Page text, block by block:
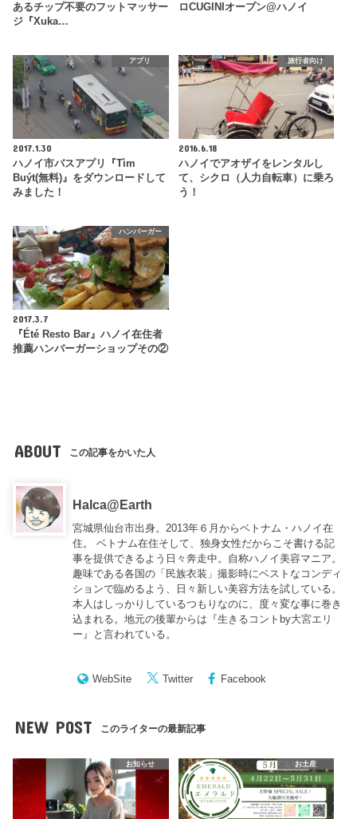
あるチップ不要のフットマッサー
ジ『Xuka…
ロCUGINIオープン@ハノイ
アプリ
2017.1.30
ハノイ市バスアプリ『Tìm
Buýt(無料)』をダウンロードして
みました！
旅行者向け
2016.6.18
ハノイでアオザイをレンタルし
て、シクロ（人力自転車）に乗ろ
う！
ハンバーガー
2017.3.7
『Été Resto Bar』ハノイ在住者
推薦ハンバーガーショップその②
ABOUT この記事をかいた人
Halca@Earth
宮城県仙台市出身。2013年６月からベトナム・ハノイ在
住。 ベトナム在住そして、独身女性だからこそ書ける記
事を提供できるよう日々奔走中。自称ハノイ美容マニア。
趣味である各国の「民族衣装」撮影時にベストなコンディ
ションで臨めるよう、日々新しい美容方法を試している。
本人はしっかりしているつもりなのに、度々変な事に巻き
込まれる。地元の後輩からは『生きるコントby大宮エリ
ー 』と言われている。
WebSite Twitter Facebook
NEW POST このライターの最新記事
お知らせ お土産